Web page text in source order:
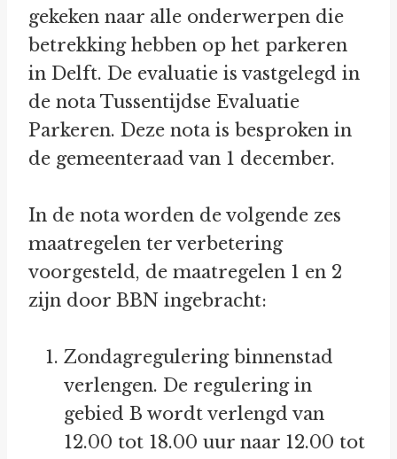
gekeken naar alle onderwerpen die
betrekking hebben op het parkeren
in Delft. De evaluatie is vastgelegd in
de nota Tussentijdse Evaluatie
Parkeren. Deze nota is besproken in
de gemeenteraad van 1 december.
In de nota worden de volgende zes
maatregelen ter verbetering
voorgesteld, de maatregelen 1 en 2
zijn door BBN ingebracht:
Zondagregulering binnenstad
verlengen. De regulering in
gebied B wordt verlengd van
12.00 tot 18.00 uur naar 12.00 tot